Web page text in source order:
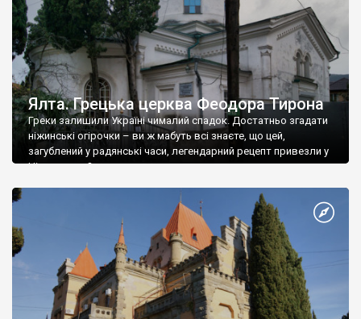
Ялта. Грецька церква Феодора Тирона
Греки залишили Україні чималий спадок. Достатньо згадати
ніжинські огірочки – ви ж мабуть всі знаєте, що цей,
загублений у радянські часи, легендарний рецепт привезли у
Ніжин греки?